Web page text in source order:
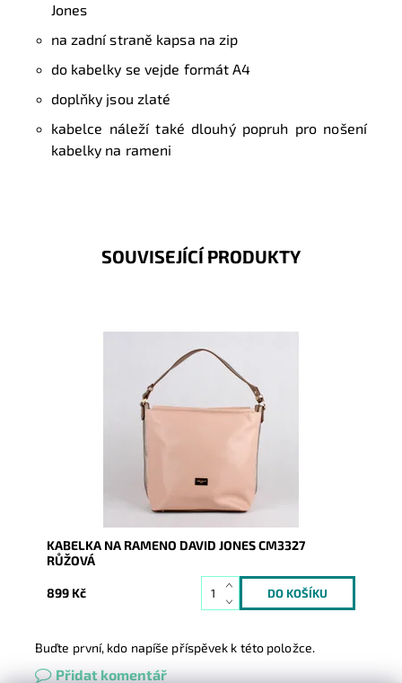
Jones
na zadní straně kapsa na zip
do kabelky se vejde formát A4
doplňky jsou zlaté
kabelce náleží také dlouhý popruh pro nošení
kabelky na rameni
SOUVISEJÍCÍ PRODUKTY
Velká kabelka na rameno s neděleným vnitřním
prostorem na formát A4.
Skladem
651
David Jones Paris
2 roky
KABELKA NA RAMENO DAVID JONES CM3327
RŮŽOVÁ
899 Kč
Buďte první, kdo napíše příspěvek k této položce.
Přidat komentář